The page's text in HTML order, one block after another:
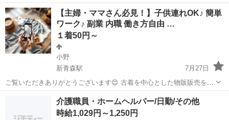
を活用した「Web上の店舗情報」の登録・初期設定を行っていただき
ます。 日々の集客運用や問い合わせ対応、顧客対応はすべて運営本部
が行うため...
青森 下北郡 その他 Web
【主婦・ママさん必見！】子供連れOK♪ 簡単
ワーク♪ 副業 内職 働き方自由 …
１着50円～
小野
新青森駅
7月27日
ご覧いただきありがとうございます😊 古着を中心とした物販販売を行
っております。 【在宅ワーク】でお手伝いしていただける方を募集し
ています✨ 小さなお子さんがいて外に働きにいけない方や、スキ間時
間で働きたい方にもぴったり...
新青森駅 給料
介護職員・ホームヘルパー/日勤/その他
時給1,029円～1,250円